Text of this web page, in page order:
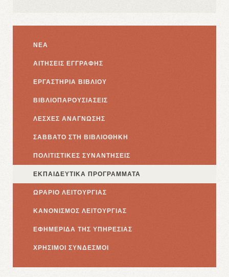
ΝΕΑ
ΑΙΤΗΣΕΙΣ ΕΓΓΡΑΦΗΣ
ΕΡΓΑΣΤΗΡΙΑ ΒΙΒΛΙΟΥ
ΒΙΒΛΙΟΠΑΡΟΥΣΙΑΣΕΙΣ
ΛΕΣΧΕΣ ΑΝΑΓΝΩΣΗΣ
ΣΑΒΒΑΤΟ ΣΤΗ ΒΙΒΛΙΟΘΗΚΗ
ΠΟΛΙΤΙΣΤΙΚΕΣ ΣΥΝΑΝΤΗΣΕΙΣ
ΕΚΠΑΙΔΕΥΤΙΚΑ ΠΡΟΓΡΑΜΜΑΤΑ
ΩΡΑΡΙΟ ΛΕΙΤΟΥΡΓΙΑΣ
ΚΑΝΟΝΙΣΜΟΣ ΛΕΙΤΟΥΡΓΙΑΣ
ΕΦΗΜΕΡΙΔΑ ΤΗΣ ΥΠΗΡΕΣΙΑΣ
ΧΡΗΣΙΜΟΙ ΣΥΝΔΕΣΜΟΙ